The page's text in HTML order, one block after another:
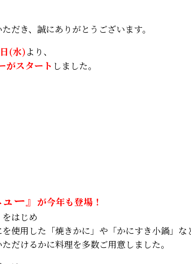
だき、誠にありがとうございます。
(水)より、
がスタート しました。
ー』 が今年も登場！
はじめ
使用した「焼きかに」や「かにすき小鍋」な
だけるかに料理を多数ご用意しました。